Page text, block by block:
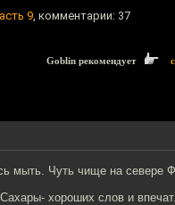
9, комментарии: 37
Goblin рекомендует
мыть. Чуть чище на севере
хороших слов и